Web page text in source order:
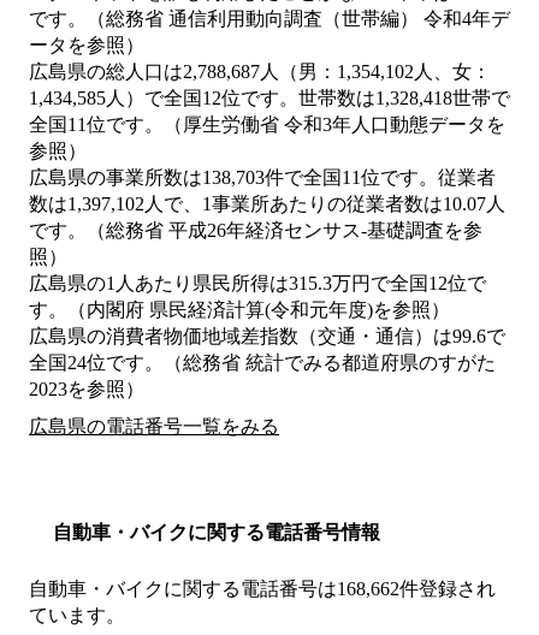
です。（総務省 通信利用動向調査（世帯編） 令和4年デ
ータを参照）
広島県の総人口は2,788,687人（男：1,354,102人、女：
1,434,585人）で全国12位です。世帯数は1,328,418世帯で
全国11位です。（厚生労働省 令和3年人口動態データを
参照）
広島県の事業所数は138,703件で全国11位です。従業者
数は1,397,102人で、1事業所あたりの従業者数は10.07人
です。（総務省 平成26年経済センサス‐基礎調査を参
照）
広島県の1人あたり県民所得は315.3万円で全国12位で
す。（内閣府 県民経済計算(令和元年度)を参照）
広島県の消費者物価地域差指数（交通・通信）は99.6で
全国24位です。（総務省 統計でみる都道府県のすがた
2023を参照）
広島県の電話番号一覧をみる
自動車・バイクに関する電話番号情報
自動車・バイクに関する電話番号は168,662件登録され
ています。